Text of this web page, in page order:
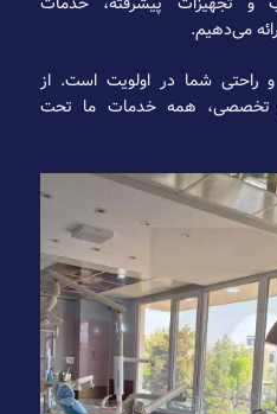
می‌دهیم.
و راحتی شما در اولویت است. از
تخصصی، همه خدمات ما تحت